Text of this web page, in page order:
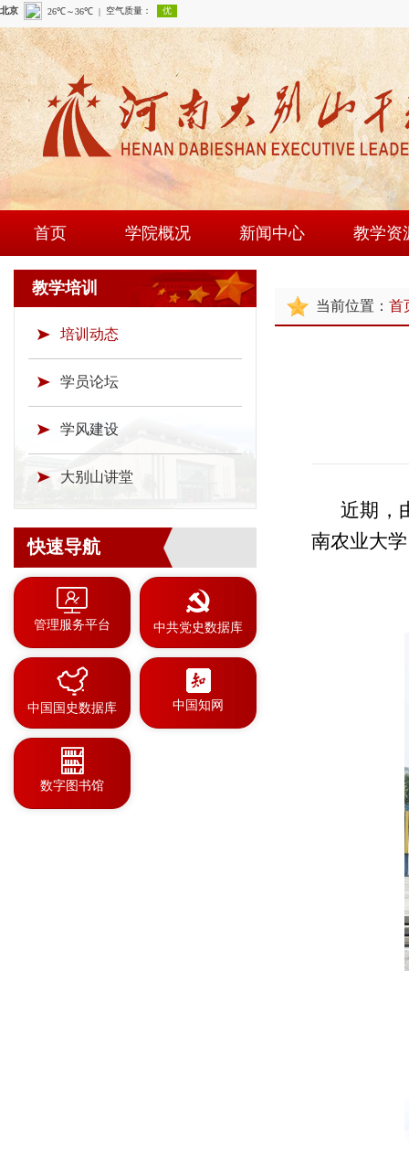
首页 学院概况
学院简介
现任领导
新闻中心
通知公告
教学资
师资队
教学培训
培训动态
学员论坛
学风建设
大别山讲堂
快速导航
管理服务平台 中共党史数据库
中国国史数据库 中国知网
数字图书馆
当前位置： 首
近期，
南农业大